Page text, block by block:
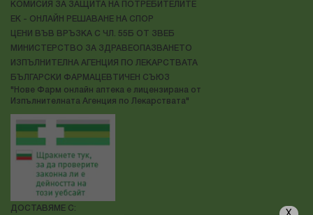
КОМИСИЯ ЗА ЗАЩИТА НА ПОТРЕБИТЕЛИТЕ
ЕК - ОНЛАЙН РЕШАВАНЕ НА СПОР
ЦЕНИ ВЪВ ВРЪЗКА С ЧЛ. 55Б ОТ ЗВЕБ
МИНИСТЕРСТВО ЗА ЗДРАВЕОПАЗВАНЕТО
ИЗПЪЛНИТЕЛНА АГЕНЦИЯ ПО ЛЕКАРСТВАТА
БЪЛГАРСКИ ФАРМАЦЕВТИЧЕН СЪЮЗ
"Нове Фарм онлайн аптека е лицензирана от
Изпълнителната Агенция по Лекарствата"
ДОСТАВЯМЕ С: